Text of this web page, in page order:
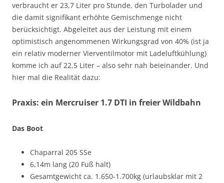
verbraucht er 23,7 Liter pro Stunde, den Turbolader und
die damit signifikant erhöhte Gemischmenge nicht
berücksichtigt. Abgeleitet aus der Leistung mit einem
optimistisch angenommenen Wirkungsgrad von 40% (ist ja
ein relativ moderner Vierventilmotor mit Ladeluftkühlung)
komme ich auf 22,5 Liter – also sehr nah beieinander. Und
hier mal die Realität dazu:
Praxis: ein Mercruiser 1.7 DTI in freier Wildbahn
Das Boot
Chaparral 205 SSe
6,14m lang (20 Fuß halt)
Gesamtgewicht ca. 1.650-1.700kg (urlaubsklar mit 2